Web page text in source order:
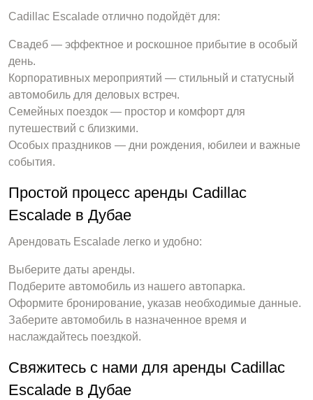
Cadillac Escalade отлично подойдёт для:
Свадеб — эффектное и роскошное прибытие в особый
день.
Корпоративных мероприятий — стильный и статусный
автомобиль для деловых встреч.
Семейных поездок — простор и комфорт для
путешествий с близкими.
Особых праздников — дни рождения, юбилеи и важные
события.
Простой процесс аренды Cadillac
Escalade в Дубае
Арендовать Escalade легко и удобно:
Выберите даты аренды.
Подберите автомобиль из нашего автопарка.
Оформите бронирование, указав необходимые данные.
Заберите автомобиль в назначенное время и
наслаждайтесь поездкой.
Свяжитесь с нами для аренды Cadillac
Escalade в Дубае